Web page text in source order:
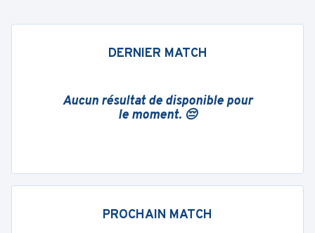
DERNIER MATCH
Aucun résultat de disponible pour
le moment. 😔
PROCHAIN MATCH